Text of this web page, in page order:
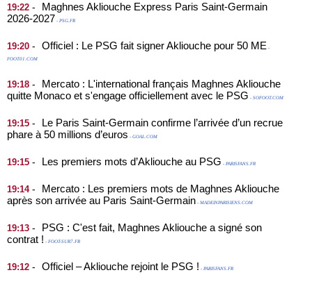
19:22 -
Maghnes Akliouche Express Paris Saint-Germain
2026-2027 - PSG.FR
19:20 - Officiel : Le PSG fait signer Akliouche pour 50 ME -
FOOT01.COM
19:18 -
Mercato : L'international français Maghnes Akliouche
quitte Monaco et s'engage officiellement avec le PSG - SOFOOT.COM
19:15 -
Le Paris Saint-Germain confirme l’arrivée d’un recrue
phare à 50 millions d’euros - GOAL.COM
19:15 - Les premiers mots d’Akliouche au PSG - PARISFANS.FR
19:14-
Mercato : Les premiers mots de Maghnes Akliouche
après son arrivée au Paris Saint-Germain - MADEINPARISIENS.COM
19:13 -
PSG : C'est fait, Maghnes Akliouche a signé son
contrat ! - FOOT-SUR7.FR
19:12 - Officiel – Akliouche rejoint le PSG ! - PARISFANS.FR